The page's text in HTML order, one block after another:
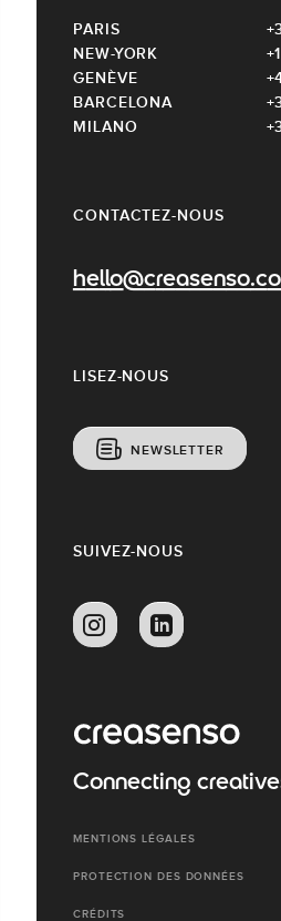
CONTACTEZ-NOUS
LISEZ-NOUS
NEWSLETTER
PARIS
NEW-YORK
GENÈVE
BARCELONA
MILANO
SUIVEZ-NOUS
Connecting
MENTIONS LÉGALES
PROTECTION DES DONNÉES
CRÉDITS